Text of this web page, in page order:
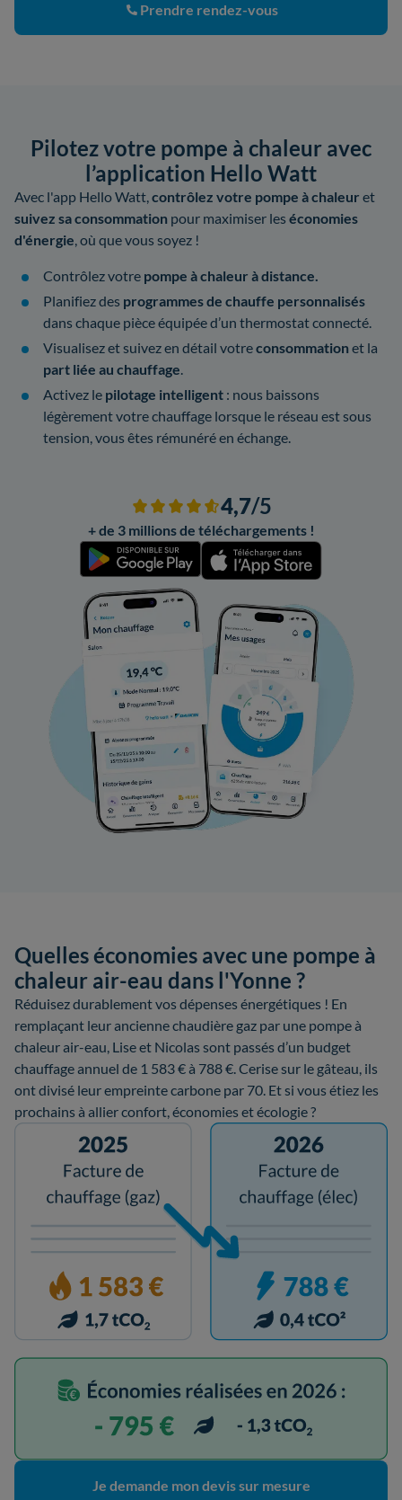
Prendre rendez-vous
Pilotez votre pompe à chaleur avec
l’application Hello Watt
Avec l'app Hello Watt,contrôlez votre pompe à chaleur et
suivez sa consommation pour maximiser les économies
d'énergie, où que vous soyez !
Contrôlez votre pompe à chaleur à distance.
Planifiez des programmes de chauffe personnalisés
dans chaque pièce équipée d’un thermostat connecté.
Visualisez et suivez en détail votreconsommation et la
part liée au chauffage.
Activez le pilotage intelligent : nous baissons
légèrement votre chauffage lorsque le réseau est sous
tension, vous êtes rémunéré en échange.
4,7/5
+ de 3 millions de téléchargements !
Je demande mon devis sur mesure
Quelles économies avec une pompe à
chaleur air-eau dans l'Yonne ?
Réduisez durablement vos dépenses énergétiques ! En
remplaçant leur ancienne chaudière gaz par une pompe à
chaleur air-eau, Lise et Nicolas sont passés d’un budget
chauffage annuel de 1 583 € à 788 €. Cerise sur le gâteau, ils
ont divisé leur empreinte carbone par 70. Et si vous étiez les
prochains à allier confort, économies et écologie ?